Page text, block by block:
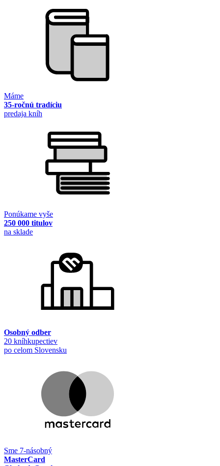
Máme
35-ročnú tradíciu
predaja kníh
Ponúkame vyše
250 000 titulov
na sklade
Osobný odber
20 kníhkupectiev
po celom Slovensku
Sme 7-násobný
MasterCard